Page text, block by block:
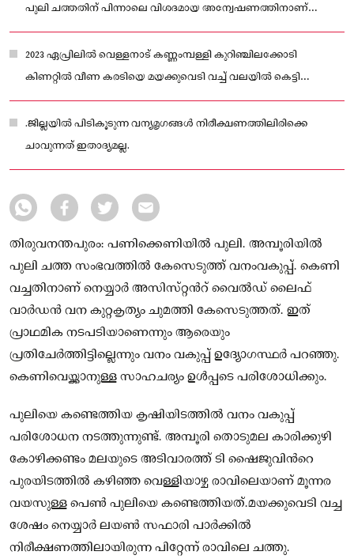
പുലി ചത്തതിന് പിന്നാലെ വിശദമായ അന്വേഷണത്തിനാണ്
വനംവകുപ്പ് തീരുമാനം.
2023 ഏപ്രിലിൽ വെള്ളനാട് കണ്ണംമ്പള്ളി കുറിഞ്ചിലക്കോടി
കിണറ്റിൽ വീണ കരടിയെ മയക്കുവെടി വച്ച് വലയിൽ കെട്ടി
കയറ്റവെ താഴെ വീണ് കരടി മുങ്ങിച്ചത്തു.
.ജില്ലയിൽ പിടികൂടുന്ന വന്യമൃഗങ്ങൾ നിരീക്ഷണത്തിലിരിക്കെ
ചാവുന്നത് ഇതാദ്യമല്ല.
തിരുവനന്തപുരം: പണിക്കെണിയിൽ പുലി. അമ്പൂരിയിൽ
പുലി ചത്ത സംഭവത്തിൽ കേസെടുത്ത് വനംവകുപ്പ്. കെണി
വച്ചതിനാണ് നെയ്യാർ അസിസ്‌റ്റന്‍റ് വൈൽഡ് ലൈഫ്
വാർഡൻ വന കുറ്റകൃത്യം ചുമത്തി കേസെടുത്തത്. ഇത്
പ്രാഥമിക നടപടിയാണെന്നും ആരെയും
പ്രതിചേർത്തിട്ടില്ലെന്നും വനം വകുപ്പ് ഉദ്യോഗസ്ഥർ പറഞ്ഞു.
കെണിവെയ്ക്കാനുള്ള സാഹചര്യം ഉൾപ്പടെ പരിശോധിക്കും.
പുലിയെ കണ്ടെത്തിയ കൃഷിയിടത്തിൽ വനം വകുപ്പ്
പരിശോധന നടത്തുന്നുണ്ട്. അമ്പൂരി തൊടുമല കാരിക്കുഴി
കോഴിക്കണ്ടം മലയുടെ അടിവാരത്ത് ടി ഷൈജുവിന്‍റെ
പുരയിടത്തിൽ കഴിഞ്ഞ വെള്ളിയാഴ്ച രാവിലെയാണ് മൂന്നര
വയസുള്ള പെൺ പുലിയെ കണ്ടെത്തിയത്.മയക്കുവെടി വച്ച
ശേഷം നെയ്യാർ ലയൺ സഫാരി പാർക്കിൽ
നിരീക്ഷണത്തിലായിരുന്ന പിറ്റേന്ന് രാവിലെ ചത്തു.